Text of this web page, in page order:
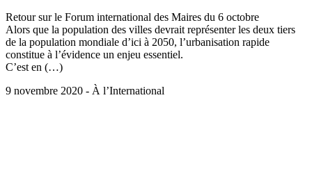
Retour sur le Forum international des Maires du 6 octobre
Alors que la population des villes devrait représenter les deux tiers
de la population mondiale d’ici à 2050, l’urbanisation rapide
constitue à l’évidence un enjeu essentiel.
C’est en (…)
9 novembre 2020 - À l’International